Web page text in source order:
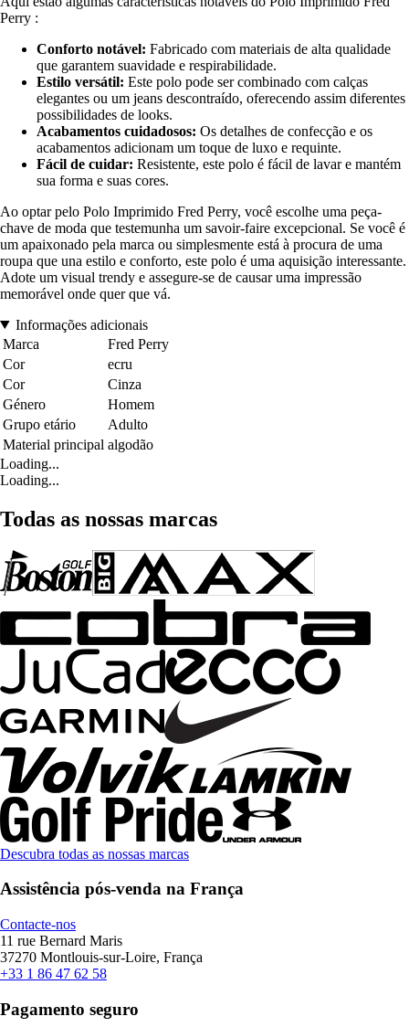
Perry :
Conforto notável: Fabricado com materiais de alta qualidade
que garantem suavidade e respirabilidade.
Estilo versátil: Este polo pode ser combinado com calças
elegantes ou um jeans descontraído, oferecendo assim diferentes
possibilidades de looks.
Acabamentos cuidadosos: Os detalhes de confecção e os
acabamentos adicionam um toque de luxo e requinte.
Fácil de cuidar: Resistente, este polo é fácil de lavar e mantém
sua forma e suas cores.
Ao optar pelo Polo Imprimido Fred Perry, você escolhe uma peça-
chave de moda que testemunha um savoir-faire excepcional. Se você é
um apaixonado pela marca ou simplesmente está à procura de uma
roupa que una estilo e conforto, este polo é uma aquisição interessante.
Adote um visual trendy e assegure-se de causar uma impressão
memorável onde quer que vá.
Informações adicionais
Marca
Fred Perry
Cor
ecru
Cor
Cinza
Género
Homem
Grupo etário
Adulto
Material principal algodão
Loading...
Loading...
Todas as nossas marcas
Descubra todas as nossas marcas
Assistência pós-venda na França
Contacte-nos
11 rue Bernard Maris
37270 Montlouis-sur-Loire, França
+33 1 86 47 62 58
Pagamento seguro